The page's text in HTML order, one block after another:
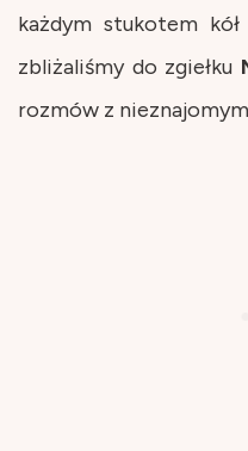
każdym stukotem
zbliżaliśmy do zgiełku
rozmów z